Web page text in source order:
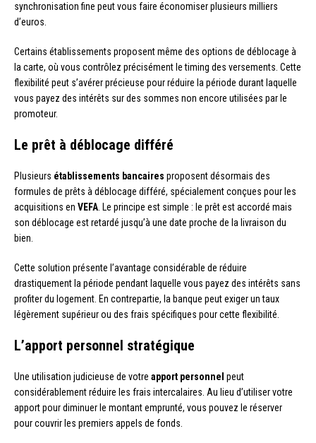
synchronisation fine peut vous faire économiser plusieurs milliers
d’euros.
Certains établissements proposent même des options de déblocage à
la carte, où vous contrôlez précisément le timing des versements. Cette
flexibilité peut s’avérer précieuse pour réduire la période durant laquelle
vous payez des intérêts sur des sommes non encore utilisées par le
promoteur.
Le prêt à déblocage différé
Plusieurs établissements bancaires proposent désormais des
formules de prêts à déblocage différé, spécialement conçues pour les
acquisitions en VEFA. Le principe est simple : le prêt est accordé mais
son déblocage est retardé jusqu’à une date proche de la livraison du
bien.
Cette solution présente l’avantage considérable de réduire
drastiquement la période pendant laquelle vous payez des intérêts sans
profiter du logement. En contrepartie, la banque peut exiger un taux
légèrement supérieur ou des frais spécifiques pour cette flexibilité.
L’apport personnel stratégique
Une utilisation judicieuse de votre apport personnel peut
considérablement réduire les frais intercalaires. Au lieu d’utiliser votre
apport pour diminuer le montant emprunté, vous pouvez le réserver
pour couvrir les premiers appels de fonds.